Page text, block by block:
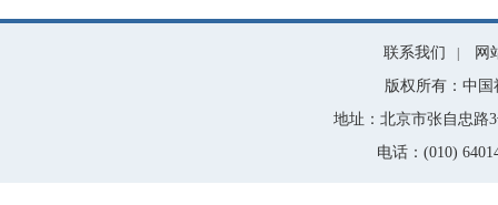
联系我们
网
版权所有：中
地址：北京市张自忠
电话：(010)